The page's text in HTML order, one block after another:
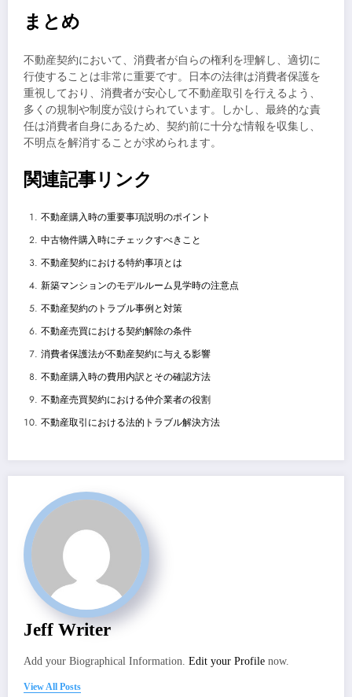
まとめ
不動産契約において、消費者が自らの権利を理解し、適切に
行使することは非常に重要です。日本の法律は消費者保護を
重視しており、消費者が安心して不動産取引を行えるよう、
多くの規制や制度が設けられています。しかし、最終的な責
任は消費者自身にあるため、契約前に十分な情報を収集し、
不明点を解消することが求められます。
関連記事リンク
不動産購入時の重要事項説明のポイント
中古物件購入時にチェックすべきこと
不動産契約における特約事項とは
新築マンションのモデルルーム見学時の注意点
不動産契約のトラブル事例と対策
不動産売買における契約解除の条件
消費者保護法が不動産契約に与える影響
不動産購入時の費用内訳とその確認方法
不動産売買契約における仲介業者の役割
不動産取引における法的トラブル解決方法
Jeff Writer
Add your Biographical Information. Edit your Profile now.
View All Posts